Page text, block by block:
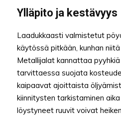
Ylläpito ja kestävyys
Laadukkaasti valmistetut
käytössä pitkään, kunhan niitä
Metallijalat kannattaa
tarvittaessa suojata
kaipaavat ajoittaista
kiinnitysten tarkistaminen
löystyneet ruuvit voivat